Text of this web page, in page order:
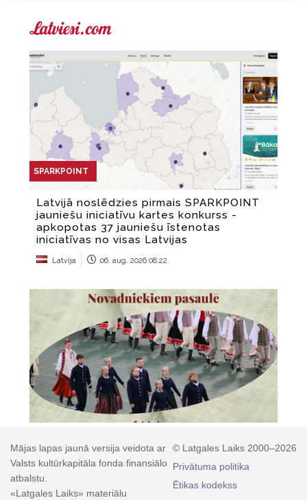
© Latgales Laiks 2000–2026
Privātuma politika
Ētikas kodekss
Mājas lapas jaunā versija veidota ar
Valsts kultūrkapitāla fonda finansiālo
atbalstu.
«Latgales Laiks» materiālu